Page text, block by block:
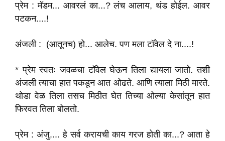
प्रेम : मॅडम... आवरलं का...? लंच आलाय, थंड होईल. आवर
पटकन....!
अंजली : (आतूनच) हो... आलेच. पण मला टॉवेल दे ना....!
* प्रेम स्वतः जवळचा टॉवेल घेऊन तिला द्यायला जातो. तशी
अंजली त्याचा हात पकडून आत ओढते. आणि त्याला मिठी मारते.
थोडा वेळ तिला तसच मिठीत घेत तिच्या ओल्या केसांतून हात
फिरवत तिला बोलतो.
प्रेम : अंजु.... हे सर्व करायची काय गरज होती का...? आता हे